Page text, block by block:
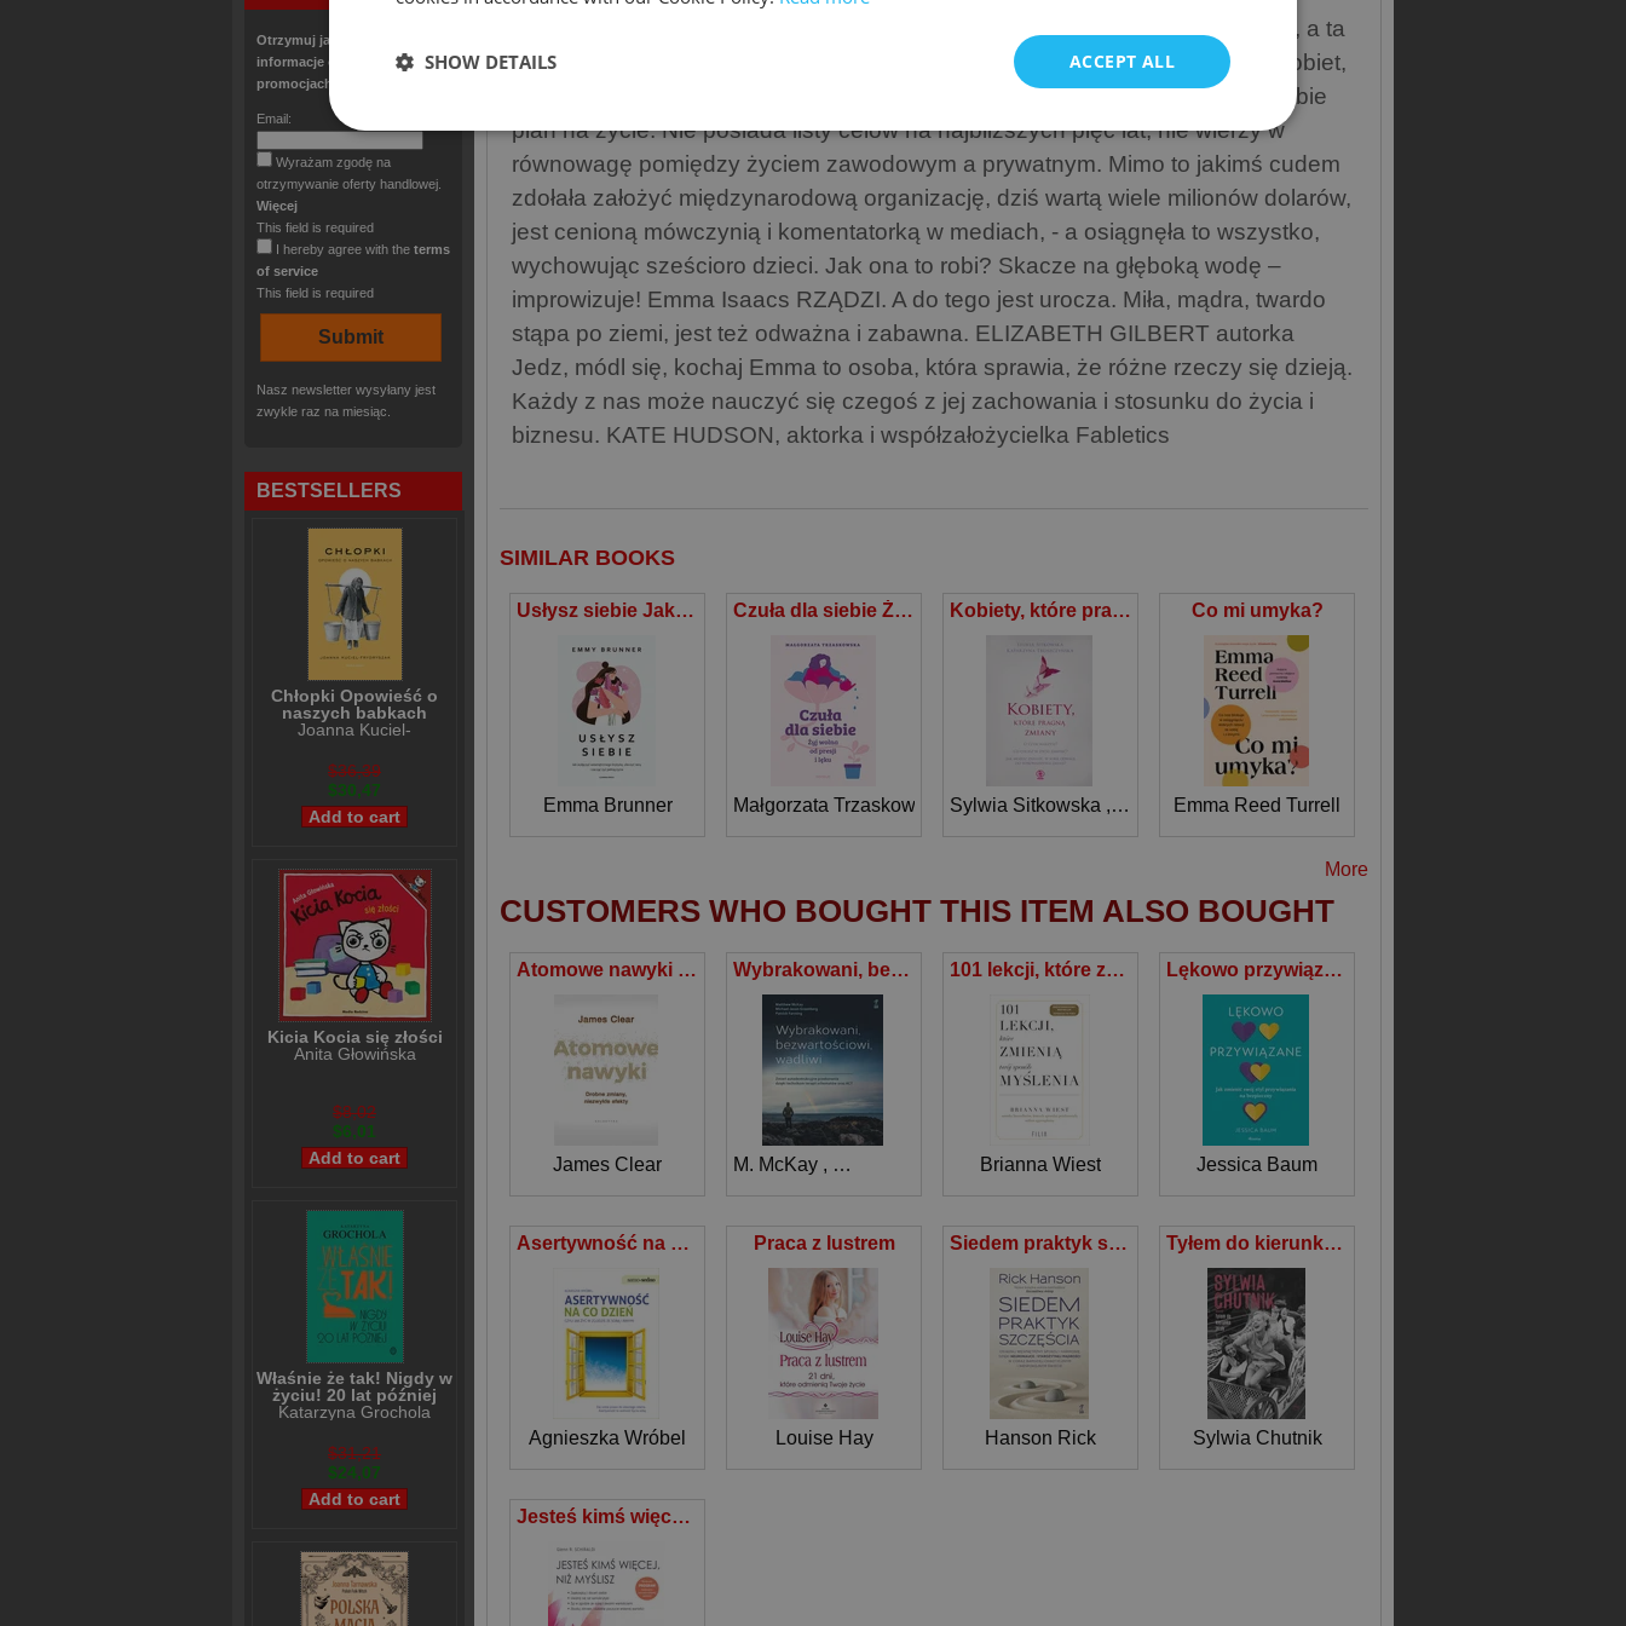
Otrzymuj jako pierwszy
informacje o nowościach i
promocjach!
Email:
Wyrażam zgodę na
otrzymywanie oferty handlowej.
Więcej
This field is required
I hereby agree with the terms
of service
This field is required
Nasz newsletter wysyłany jest
zwykle raz na miesiąc.
BESTSELLERS
Chłopki Opowieść o
naszych babkach
Joanna Kuciel-
$36,39
$30,47
Kicia Kocia się złości
Anita Głowińska
$8,02
$6,01
Właśnie że tak! Nigdy w
życiu! 20 lat później
Katarzyna Grochola
$31,21
$24,07
zacznijmy działać! Zasługujesz na to, by być szczęśliwą i spełnioną kobietą, a ta
książka krok po kroku pomoże ci zrozumieć, że niczym nie różnisz się od kobiet,
które odniosły spektakularny sukces. EMMA ISAACS zapomniała ułożyć sobie
plan na życie. Nie posiada listy celów na najbliższych pięć lat, nie wierzy w
równowagę pomiędzy życiem zawodowym a prywatnym. Mimo to jakimś cudem
zdołała założyć międzynarodową organizację, dziś wartą wiele milionów dolarów,
jest cenioną mówczynią i komentatorką w mediach, - a osiągnęła to wszystko,
wychowując sześcioro dzieci. Jak ona to robi? Skacze na głęboką wodę –
improwizuje! Emma Isaacs RZĄDZI. A do tego jest urocza. Miła, mądra, twardo
stąpa po ziemi, jest też odważna i zabawna. ELIZABETH GILBERT autorka
Jedz, módl się, kochaj Emma to osoba, która sprawia, że różne rzeczy się dzieją.
Każdy z nas może nauczyć się czegoś z jej zachowania i stosunku do życia i
biznesu. KATE HUDSON, aktorka i współzałożycielka Fabletics
SIMILAR BOOKS
Usłysz siebie Jak wyłączyć wewnętrznego krytyka, uleczyć rany i zacząć żyć pełnią życia
Emma Brunner
Czuła dla siebie Żyj wolna od presji i lęku
Małgorzata Trzaskowska
Kobiety, które pragną zmiany
Sylwia Sitkowska , Katarzyna Troszczyńska
Co mi umyka?
Emma Reed Turrell
More
CUSTOMERS WHO BOUGHT THIS ITEM ALSO BOUGHT
Atomowe nawyki Drobne zmiany, niezwykłe efekty
James Clear
Wybrakowani, bezwartościowi, wadliwi Zmień autodestrukcyjne przekonania dzięki technikom terapii
M. McKay , M. J. Greenberg P. Fanning
101 lekcji, które zmienią twój sposób myślenia
Brianna Wiest
Lękowo przywiązane. Jak zmienić swój styl przywiązania na bezpieczny.
Jessica Baum
Asertywność na co dzień czyli jak żyć w zgodzie ze sobą i innymi
Agnieszka Wróbel
Praca z lustrem
Louise Hay
Siedem praktyk szczęścia
Hanson Rick
Tyłem do kierunku jazdy
Sylwia Chutnik
Jesteś kimś więcej, niż myślisz
ACCEPT ALL
SHOW DETAILS